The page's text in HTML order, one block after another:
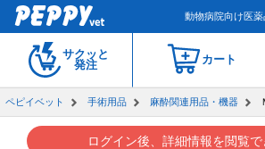
動物病院向け医
サクッと
発注
カート
ペピイベット 手術用品 麻酔関連用品・機器
ログイン後、詳細情報を閲覧